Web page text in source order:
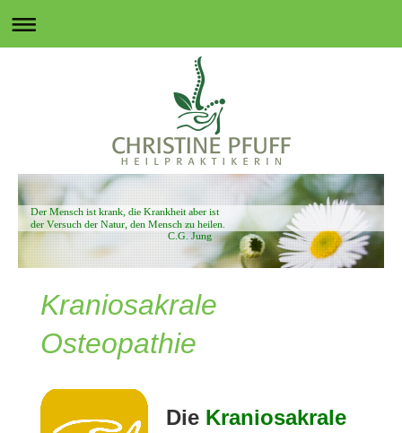
Der Mensch ist krank, die Krankheit aber ist
der Versuch der Natur, den Mensch zu heilen.
C.G. Jung
Kraniosakrale
Osteopathie
Die Kraniosakrale